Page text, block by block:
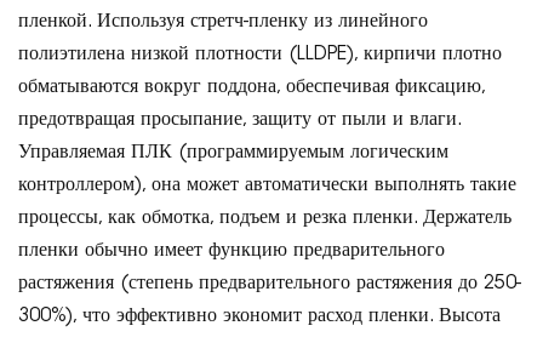
пленкой. Используя стретч-пленку из линейного
полиэтилена низкой плотности (LLDPE), кирпичи плотно
обматываются вокруг поддона, обеспечивая фиксацию,
предотвращая просыпание, защиту от пыли и влаги.
Управляемая ПЛК (программируемым логическим
контроллером), она может автоматически выполнять такие
процессы, как обмотка, подъем и резка пленки. Держатель
пленки обычно имеет функцию предварительного
растяжения (степень предварительного растяжения до 250-
300%), что эффективно экономит расход пленки. Высота